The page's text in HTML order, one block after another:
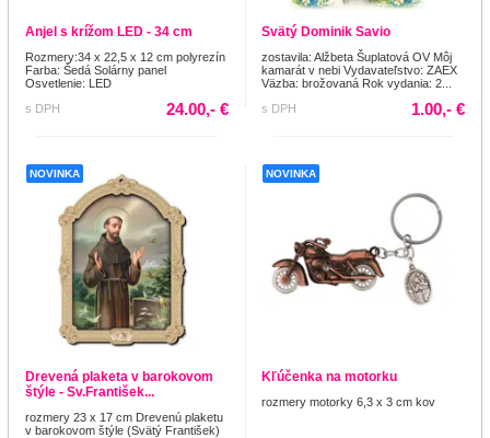
Anjel s krížom LED - 34 cm
Rozmery:34 x 22,5 x 12 cm polyrezín
Farba: Šedá Solárny panel
Osvetlenie: LED
s DPH
24.00,- €
Svätý Dominik Savio
zostavila: Alžbeta Šuplatová OV Môj
kamarát v nebi Vydavateľstvo: ZAEX
Väzba: brožovaná Rok vydania: 2...
s DPH
1.00,- €
NOVINKA
Drevená plaketa v barokovom
štýle - Sv.František...
rozmery 23 x 17 cm Drevenú plaketu
v barokovom štýle (Svätý František)
NOVINKA
Kľúčenka na motorku
rozmery motorky 6,3 x 3 cm kov